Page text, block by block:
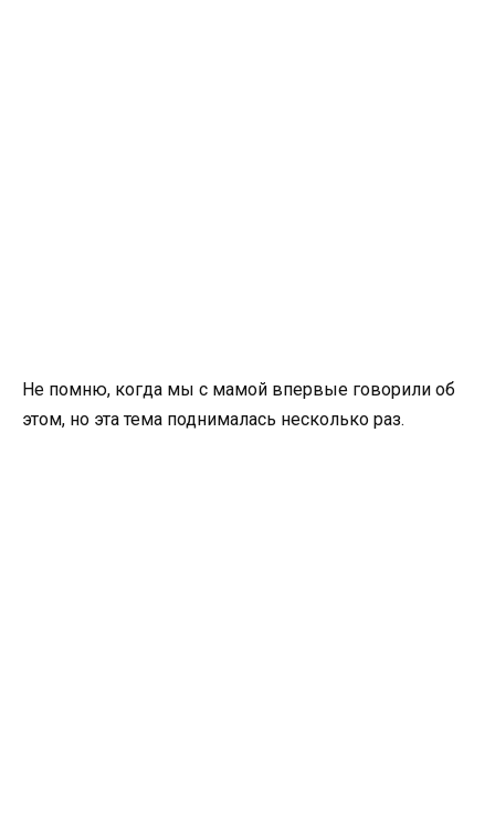
Не помню, когда мы с мамой впервые говорили об
этом, но эта тема поднималась несколько раз.